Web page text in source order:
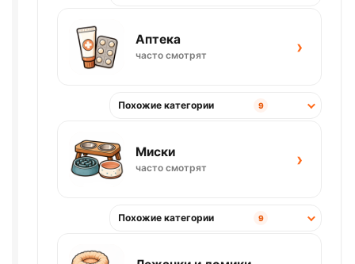
Аптека
часто смотрят ›
Похожие категории 9
Миски
часто смотрят ›
Похожие категории 9